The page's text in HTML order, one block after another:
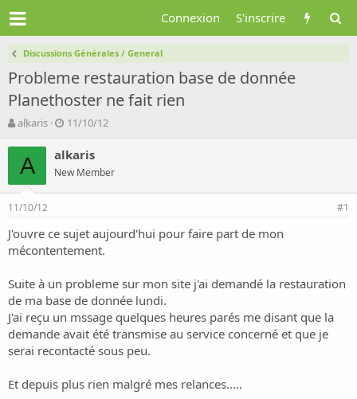
Connexion S'inscrire
Discussions Générales / General
Probleme restauration base de donnée
Planethoster ne fait rien
A
t
e
r
d
l
a
i
c
u
s
s
o
alkaris
D
t
d
e
b
u
11/10/12
A alkaris
New Member
11/10/12 #1
J'ouvre ce sujet aujourd'hui pour faire part de mon
mécontentement.
Suite à un probleme sur mon site j'ai demandé la restauration
de ma base de donnée lundi.
J'ai reçu un mssage quelques heures parés me disant que la
demande avait été transmise au service concerné et que je
serai recontacté sous peu.
Et depuis plus rien malgré mes relances.....